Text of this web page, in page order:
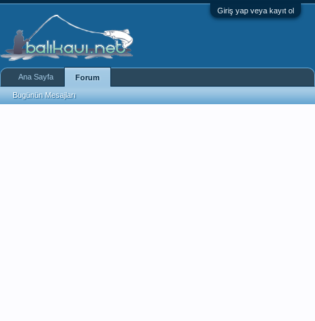
Giriş yap veya kayıt ol
Ana Sayfa Forum
Bugünün Mesajları